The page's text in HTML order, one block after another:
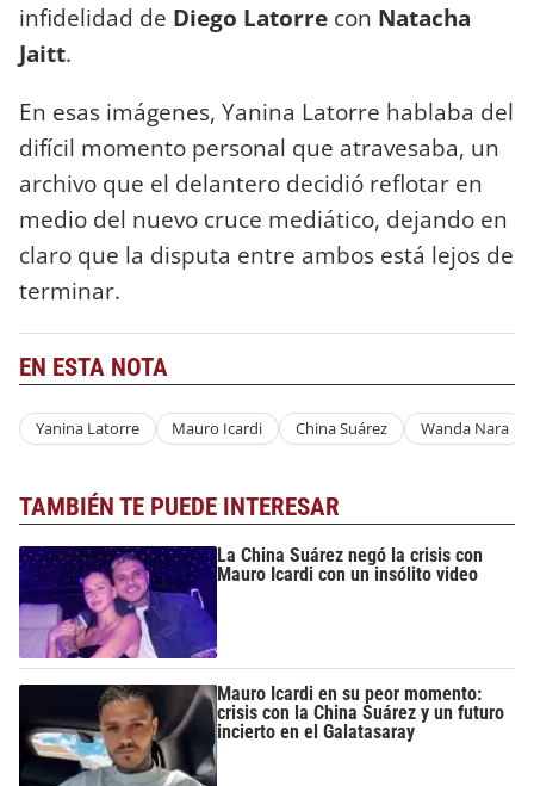
infidelidad de Diego Latorre con Natacha
Jaitt.
En esas imágenes, Yanina Latorre hablaba del
difícil momento personal que atravesaba, un
archivo que el delantero decidió reflotar en
medio del nuevo cruce mediático, dejando en
claro que la disputa entre ambos está lejos de
terminar.
EN ESTA NOTA
Yanina Latorre Mauro Icardi China Suárez Wanda Nara
TAMBIÉN TE PUEDE INTERESAR
La China Suárez negó la crisis con
Mauro Icardi con un insólito video
Mauro Icardi en su peor momento:
crisis con la China Suárez y un futuro
incierto en el Galatasaray